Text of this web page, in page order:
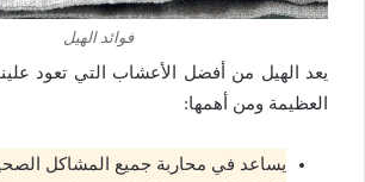
فوائد الهيل
يعد الهيل من أفضل الأعشاب التي تعود
العظيمة ومن أهمها:
يساعد في محاربة جميع المشاكل